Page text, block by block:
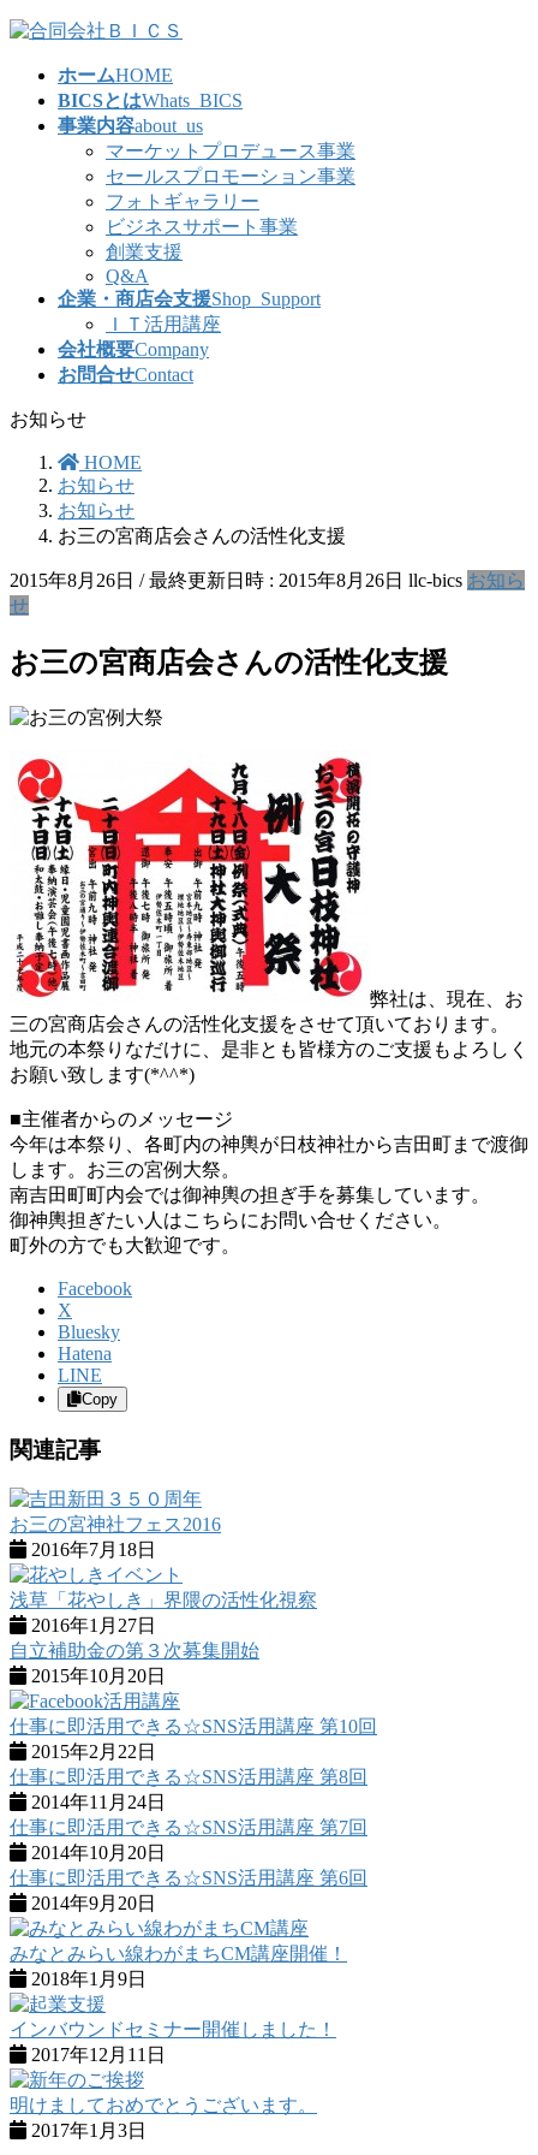
コ
ナ
ホームHOME
BICSとはWhats_BICS
事業内容about_us
マーケットプロデュース事業
セールスプロモーション事業
フォトギャラリー
ビジネスサポート事業
創業支援
Q&A
企業・商店会支援Shop_Support
ＩＴ活用講座
会社概要Company
お問合せContact
お知らせ
HOME
お知らせ
お知らせ
お三の宮商店会さんの活性化支援
2015年8月26日 / 最終更新日時 : 2015年8月26日 llc-bics お知ら
せ
お三の宮商店会さんの活性化支援
弊社は、現在、お
三の宮商店会さんの活性化支援をさせて頂いております。
地元の本祭りなだけに、是非とも皆様方のご支援もよろしく
お願い致します(*^^*)
■主催者からのメッセージ
今年は本祭り、各町内の神輿が日枝神社から吉田町まで渡御
します。お三の宮例大祭。
南吉田町町内会では御神輿の担ぎ手を募集しています。
御神輿担ぎたい人はこちらにお問い合せください。
町外の方でも大歓迎です。
Facebook
X
Bluesky
Hatena
LINE
Copy
関連記事
お三の宮神社フェス2016
2016年7月18日
浅草「花やしき」界隈の活性化視察
2016年1月27日
自立補助金の第３次募集開始
2015年10月20日
仕事に即活用できる☆SNS活用講座 第10回
2015年2月22日
仕事に即活用できる☆SNS活用講座 第8回
2014年11月24日
仕事に即活用できる☆SNS活用講座 第7回
2014年10月20日
仕事に即活用できる☆SNS活用講座 第6回
2014年9月20日
みなとみらい線わがまちCM講座開催！
2018年1月9日
インバウンドセミナー開催しました！
2017年12月11日
明けましておめでとうございます。
2017年1月3日